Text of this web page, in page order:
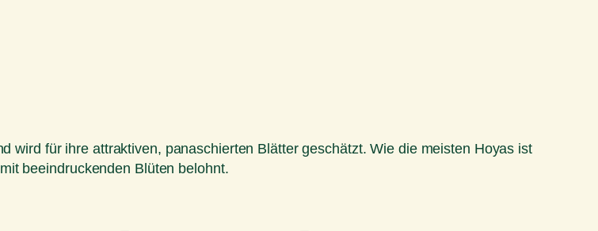
wird für ihre attraktiven, panaschierten Blätter geschätzt. Wie die meisten Hoyas ist
beeindruckenden Blüten belohnt.